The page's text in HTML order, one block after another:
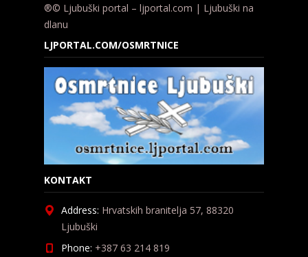
®© Ljubuški portal – ljportal.com | Ljubuški na
dlanu
LJPORTAL.COM/OSMRTNICE
KONTAKT
Address: Hrvatskih branitelja 57, 88320
Ljubuški
Phone: +387 63 214 819